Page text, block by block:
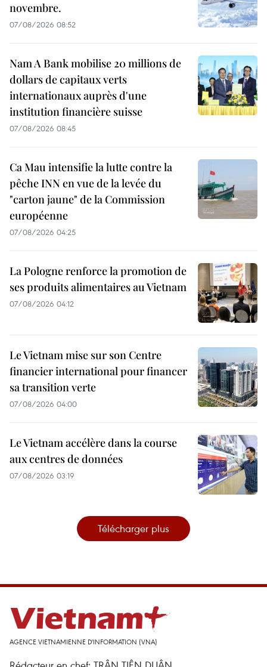
novembre.
07/08/2026 08:52
Nam A Bank mobilise 20 millions de
dollars de capitaux verts
internationaux auprès d'une
institution financière suisse
07/08/2026 08:45
Ca Mau intensifie la lutte contre la
pêche INN en vue de la levée du
"carton jaune" de la Commission
européenne
07/08/2026 04:25
La Pologne renforce la promotion de
ses produits alimentaires au Vietnam
07/08/2026 04:12
Le Vietnam mise sur son Centre
financier international pour financer
sa transition verte
07/08/2026 04:00
Le Vietnam accélère dans la course
aux centres de données
07/08/2026 03:19
Télécharger plus
AGENCE VIETNAMIENNE D'INFORMATION (VNA)